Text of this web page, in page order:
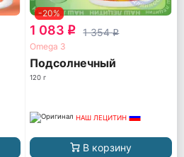
-20%
1 083 q 1 354q
Omega 3
Подсолнечный
120 г
НАШ ЛЕЦИТИН
В корзину